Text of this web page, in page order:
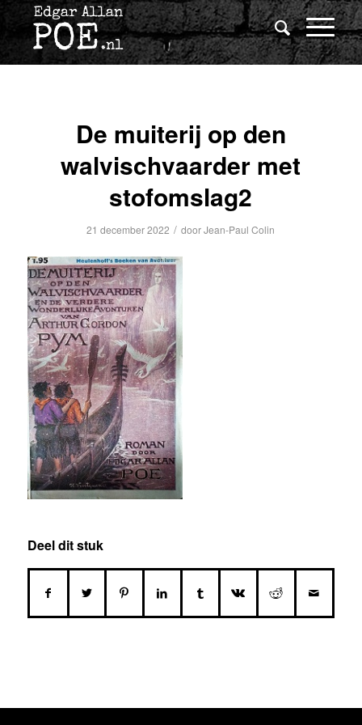
De muiterij op den
walvischvaarder met
stofomslag2
21 december 2022 / doorJean-Paul Colin
Deel dit stuk